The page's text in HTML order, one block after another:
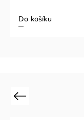
Do košíku
Previous